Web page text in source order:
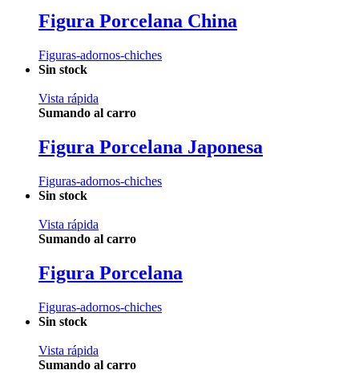
Figura Porcelana China
Figuras-adornos-chiches
Sin stock
Vista rápida
Sumando al carro
Figura Porcelana Japonesa
Figuras-adornos-chiches
Sin stock
Vista rápida
Sumando al carro
Figura Porcelana
Figuras-adornos-chiches
Sin stock
Vista rápida
Sumando al carro